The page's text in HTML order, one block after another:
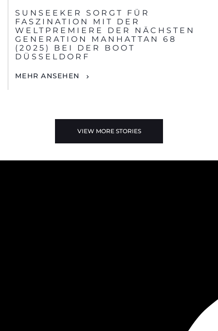
SUNSEEKER SORGT FÜR
FASZINATION MIT DER
WELTPREMIERE DER NÄCHSTEN
GENERATION MANHATTAN 68
(2025) BEI DER BOOT
DÜSSELDORF
MEHR ANSEHEN
VIEW MORE STORIES